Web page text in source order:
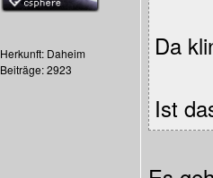
Herkunft: Daheim
Beiträge: 2923
Da
Ist